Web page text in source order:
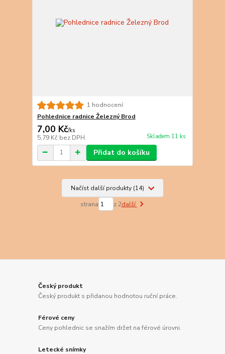
1 hodnocení
Pohlednice radnice Železný Brod
7,00 Kč/ks
5,79 Kč bez DPH Skladem 11 ks
Přidat do košíku
Načíst další produkty (14)
strana z 2další
Český produkt
Český produkt s přidanou hodnotou ruční práce.
Férové ceny
Ceny pohlednic se snažím držet na férové úrovni.
Letecké snímky